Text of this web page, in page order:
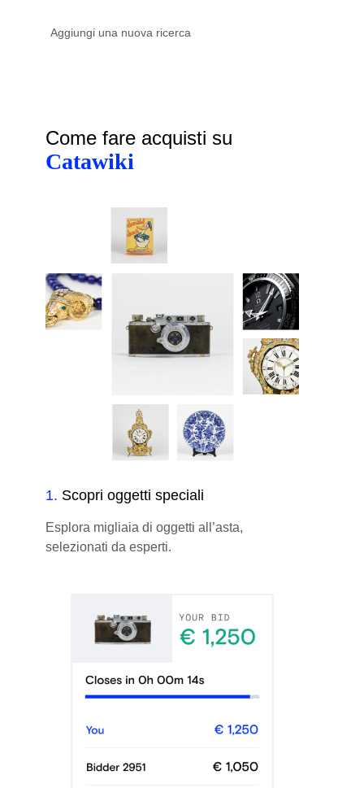
Come fare acquisti su
Catawiki
1. Scopri oggetti speciali
Esplora migliaia di oggetti all’asta,
selezionati da esperti.